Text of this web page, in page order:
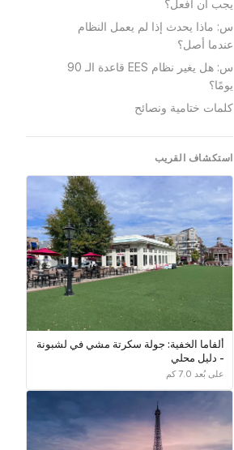
يجب أن أفعل؟
س: ماذا يحدث إذا لم يعمل النظام
عندما أصل؟
س: هل يغير نظام EES قاعدة الـ 90
يومًا؟
كلمات ختامية ونصائح
استكشاف القريب
ألفاما الخفية: جولة سكرتة مشي في لشبونة
- دليل محلي
على بُعد 7.0 كم